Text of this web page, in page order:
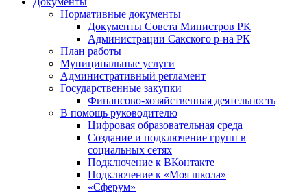
Нормативные документы
Документы Совета Министров РК
Администрации Сакского р-на РК
План работы
Муниципальные услуги
Административный регламент
Государственные закупки
Финансово-хозяйственная деятельность
В помощь руководителю
Цифровая образовательная среда
Создание и подключение групп в
социальных сетях
Подключение к ВКонтакте
Подключение к «Моя школа»
«Сферум»